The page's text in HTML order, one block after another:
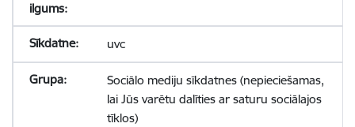
uvc
Sociālo mediju sīkdatnes (nepieciešamas,
lai Jūs varētu dalīties ar saturu sociālajos
tīklos)